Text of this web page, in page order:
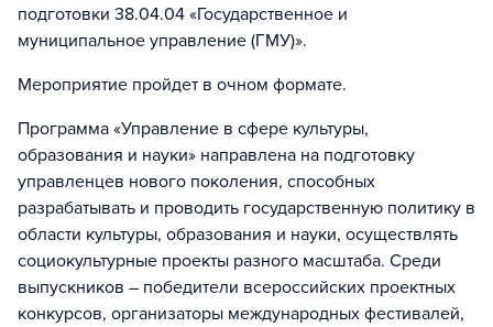
подготовки 38.04.04 «Государственное и
муниципальное управление (ГМУ)».
Мероприятие пройдет в очном формате.
Программа «Управление в сфере культуры,
образования и науки» направлена на подготовку
управленцев нового поколения, способных
разрабатывать и проводить государственную политику в
области культуры, образования и науки, осуществлять
социокультурные проекты разного масштаба. Среди
выпускников – победители всероссийских проектных
конкурсов, организаторы международных фестивалей,